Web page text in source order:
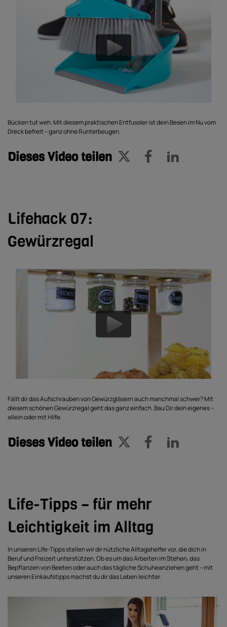
Bücken tut weh. Mit diesem praktischen Entfussler ist dein Besen im Nu vom
Dreck befreit – ganz ohne Runterbeugen.
Dieses Video teilen
Lifehack 07:
Gewürzregal
Fällt dir das Aufschrauben von Gewürzgläsern auch manchmal schwer? Mit
diesem schönen Gewürzregal geht das ganz einfach. Bau Dir dein eigenes –
allein oder mit Hilfe.
Dieses Video teilen
Life-Tipps – für mehr
Leichtigkeit im Alltag
In unseren Life-Tipps stellen wir dir nützliche Alltagshelfer vor, die dich in
Beruf und Freizeit unterstützen. Ob es um das Arbeiten im Stehen, das
Bepflanzen von Beeten oder auch das tägliche Schuheanziehen geht – mit
unseren Einkaufstipps machst du dir das Leben leichter.